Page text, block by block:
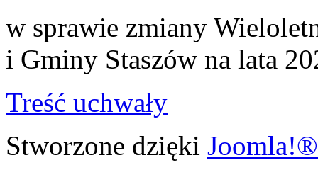
w sprawie zmiany
i Gminy Staszów na lata
Treść uchwały
Stworzone dzięki Joomla!®